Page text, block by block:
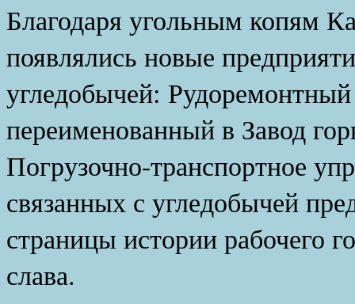
Благодаря угольным копям
появлялись новые
угледобычей: Рудоремонтный
переименованный в Завод
Погрузочно-транспортное
связанных с угледобычей
страницы истории рабочего
слава.